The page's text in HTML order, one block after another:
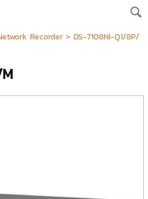
Recorder> DS-7108NI-Q1/8P/